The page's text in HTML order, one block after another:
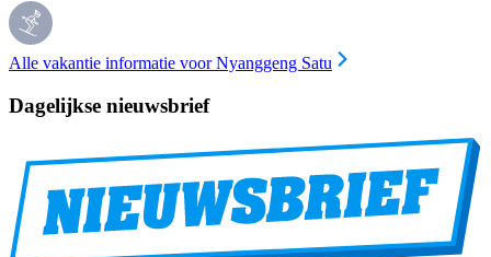
Alle vakantie informatie voor Nyanggeng Satu
Dagelijkse nieuwsbrief